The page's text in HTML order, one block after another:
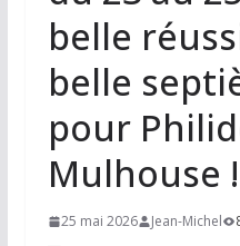
belle
belle
pour
Mulhouse !
25 mai 2026 Jean-Michel